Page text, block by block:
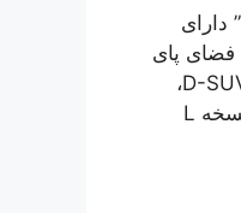
در حالی که نسخه استاندارد جهانی توسان دارای فاصله محوری ۲۶۸۰ میلی‌متر است، نسخه “L” دارای
به فضای پای
سرنشینان عقب اختصاص یافته و توسان L را از نظر فضای کابین به رده بالاتر، یعنی سگمنت D-SUV،
نزدیک می‌کند. طول کلی خودرو نیز از حدود ۴.۵ متر در نسخه استاندارد به حدود ۴.۶۷ متر در نسخه L